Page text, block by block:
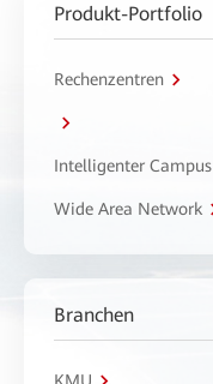
Produkt-Portfolio
Rechenzentren
Intelligenter Campus
Wide Area Network
Branchen